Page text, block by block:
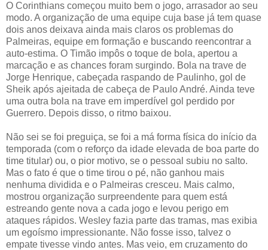
O Corinthians começou muito bem o jogo, arrasador ao seu
modo. A organização de uma equipe cuja base já tem quase
dois anos deixava ainda mais claros os problemas do
Palmeiras, equipe em formação e buscando reencontrar a
auto-estima. O Timão impôs o toque de bola, apertou a
marcação e as chances foram surgindo. Bola na trave de
Jorge Henrique, cabeçada raspando de Paulinho, gol de
Sheik após ajeitada de cabeça de Paulo André. Ainda teve
uma outra bola na trave em imperdível gol perdido por
Guerrero. Depois disso, o ritmo baixou.
Não sei se foi preguiça, se foi a má forma física do início da
temporada (com o reforço da idade elevada de boa parte do
time titular) ou, o pior motivo, se o pessoal subiu no salto.
Mas o fato é que o time tirou o pé, não ganhou mais
nenhuma dividida e o Palmeiras cresceu. Mais calmo,
mostrou organização surpreendente para quem está
estreando gente nova a cada jogo e levou perigo em
ataques rápidos. Wesley fazia parte das tramas, mas exibia
um egoísmo impressionante. Não fosse isso, talvez o
empate tivesse vindo antes. Mas veio, em cruzamento do